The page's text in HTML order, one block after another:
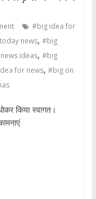
#big idea for
news, #big
ideas, #big
for news, #big on
किया स्वागत।